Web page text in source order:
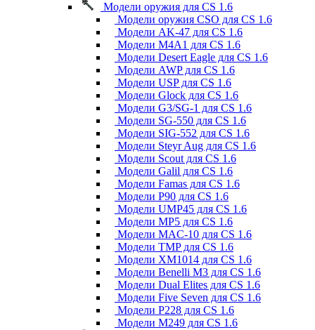
Модели оружия для CS 1.6
Модели оружия CSO для CS 1.6
Модели AK-47 для CS 1.6
Модели M4A1 для CS 1.6
Модели Desert Eagle для CS 1.6
Модели AWP для CS 1.6
Модели USP для CS 1.6
Модели Glock для CS 1.6
Модели G3/SG-1 для CS 1.6
Модели SG-550 для CS 1.6
Модели SIG-552 для CS 1.6
Модели Steyr Aug для CS 1.6
Модели Scout для CS 1.6
Модели Galil для CS 1.6
Модели Famas для CS 1.6
Модели P90 для CS 1.6
Модели UMP45 для CS 1.6
Модели MP5 для CS 1.6
Модели MAC-10 для CS 1.6
Модели TMP для CS 1.6
Модели XM1014 для CS 1.6
Модели Benelli M3 для CS 1.6
Модели Dual Elites для CS 1.6
Модели Five Seven для CS 1.6
Модели P228 для CS 1.6
Модели M249 для CS 1.6